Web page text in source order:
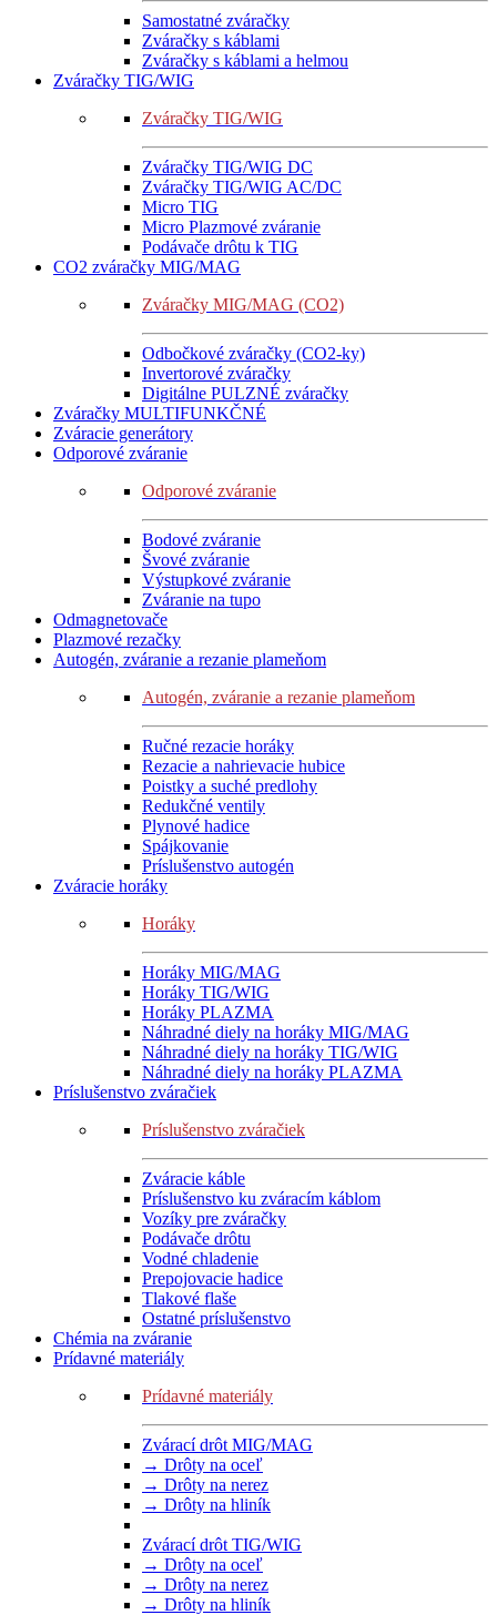
Samostatné zváračky
Zváračky s káblami
Zváračky s káblami a helmou
Zváračky TIG/WIG
Zváračky TIG/WIG
Zváračky TIG/WIG DC
Zváračky TIG/WIG AC/DC
Micro TIG
Micro Plazmové zváranie
Podávače drôtu k TIG
CO2 zváračky MIG/MAG
Zváračky MIG/MAG (CO2)
Odbočkové zváračky (CO2-ky)
Invertorové zváračky
Digitálne PULZNÉ zváračky
Zváračky MULTIFUNKČNÉ
Zváracie generátory
Odporové zváranie
Odporové zváranie
Bodové zváranie
Švové zváranie
Výstupkové zváranie
Zváranie na tupo
Odmagnetovače
Plazmové rezačky
Autogén, zváranie a rezanie plameňom
Autogén, zváranie a rezanie plameňom
Ručné rezacie horáky
Rezacie a nahrievacie hubice
Poistky a suché predlohy
Redukčné ventily
Plynové hadice
Spájkovanie
Príslušenstvo autogén
Zváracie horáky
Horáky
Horáky MIG/MAG
Horáky TIG/WIG
Horáky PLAZMA
Náhradné diely na horáky MIG/MAG
Náhradné diely na horáky TIG/WIG
Náhradné diely na horáky PLAZMA
Príslušenstvo zváračiek
Príslušenstvo zváračiek
Zváracie káble
Príslušenstvo ku zváracím káblom
Vozíky pre zváračky
Podávače drôtu
Vodné chladenie
Prepojovacie hadice
Tlakové flaše
Ostatné príslušenstvo
Chémia na zváranie
Prídavné materiály
Prídavné materiály
Zvárací drôt MIG/MAG
→ Drôty na oceľ
→ Drôty na nerez
→ Drôty na hliník
Zvárací drôt TIG/WIG
→ Drôty na oceľ
→ Drôty na nerez
→ Drôty na hliník